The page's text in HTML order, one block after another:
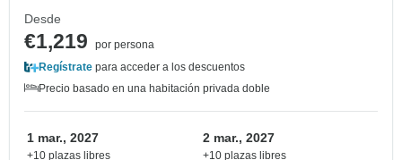
Desde
€1,219
por persona
Regístrate para acceder a los descuentos
Precio basado en una habitación privada doble
1 mar., 2027
+10 plazas libres
2 mar., 2027
+10 plazas libres